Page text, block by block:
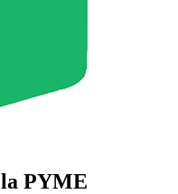
la PYME